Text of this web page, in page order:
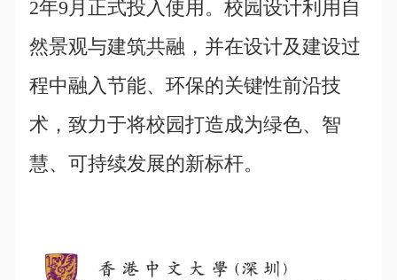
2年9月正式投入使用。校园设计利用自
然景观与建筑共融，并在设计及建设过
程中融入节能、环保的关键性前沿技
术，致力于将校园打造成为绿色、智
慧、可持续发展的新标杆。